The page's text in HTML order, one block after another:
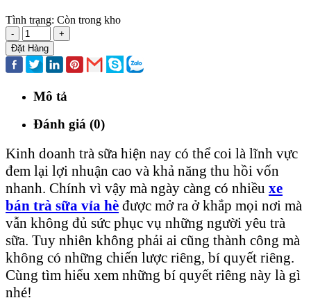
Tình trạng: Còn trong kho
-
+
Đặt Hàng
Mô tả
Đánh giá (0)
Kinh doanh trà sữa hiện nay có thể coi là lĩnh vực
đem lại lợi nhuận cao và khả năng thu hồi vốn
nhanh. Chính vì vậy mà ngày càng có nhiều xe
bán trà sữa vỉa hè được mở ra ở khắp mọi nơi mà
vẫn không đủ sức phục vụ những người yêu trà
sữa. Tuy nhiên không phải ai cũng thành công mà
không có những chiến lược riêng, bí quyết riêng.
Cùng tìm hiểu xem những bí quyết riêng này là gì
nhé!